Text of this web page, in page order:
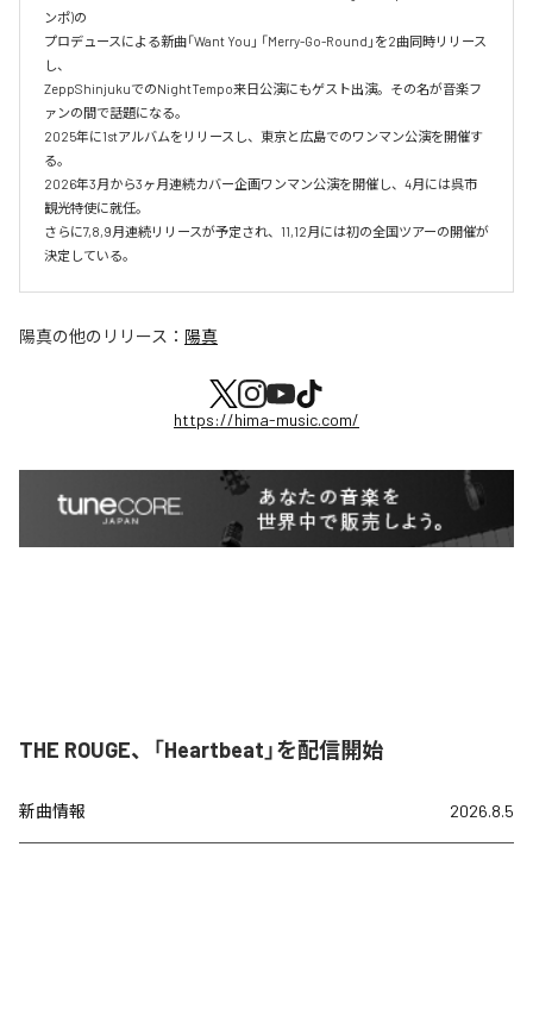
ンポ)の‌
プロデュースによる新曲「Want You」 「Merry-Go-Round」を2曲同時リリース
し、‌
ZeppShinjukuでのNightTempo来日公演にもゲスト出演。その名が音楽フ
ァンの間で話題になる。‌
2025年に1stアルバムをリリースし、東京と広島でのワンマン公演を開催す
る。
2026年3月から3ヶ月連続カバー企画ワンマン公演を開催し、4月には呉市
観光特使に就任。
さらに7,8,9月連続リリースが予定され、11,12月には初の全国ツアーの開催が
決定している。
陽真の他のリリース： 陽真
https://hima-music.com/
THE ROUGE、「Heartbeat」を配信開始
新曲情報 2026.8.5